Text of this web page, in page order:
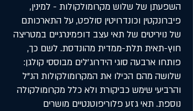
השפעתן של שלוש מקרומולקולות - למינין,
פיברונקטין וכונדרויטין סולפט, על התארכותם
של נויריטים של תאי עצב דופמינרגיים במטריצה
חוץ-תאית תלת-ממדית מהונדסת. לשם כך,
פותחו ארבעה סוגי הידרוג'לים מבוססי קולגן:
שלושה מהם הכילו את המקרומולקולות הנ"ל
והרביעי שימש כביקורת ולא כלל מקרומולקולה
נוספת. תאי גזע פלוריפוטנטיים מושרים